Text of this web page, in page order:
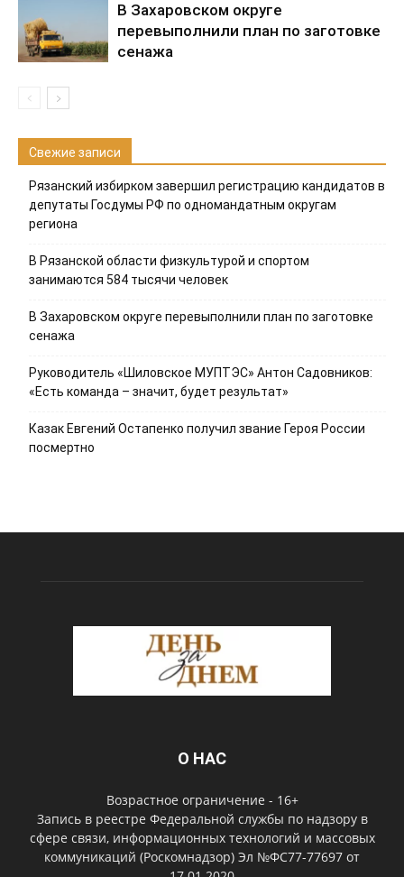
В Захаровском округе
перевыполнили план по заготовке
сенажа
Свежие записи
Рязанский избирком завершил регистрацию кандидатов в
депутаты Госдумы РФ по одномандатным округам
региона
В Рязанской области физкультурой и спортом
занимаются 584 тысячи человек
В Захаровском округе перевыполнили план по заготовке
сенажа
Руководитель «Шиловское МУПТЭС» Антон Садовников:
«Есть команда – значит, будет результат»
Казак Евгений Остапенко получил звание Героя России
посмертно
О НАС
Возрастное ограничение - 16+
Запись в реестре Федеральной службы по надзору в
сфере связи, информационных технологий и массовых
коммуникаций (Роскомнадзор) Эл №ФС77-77697 от